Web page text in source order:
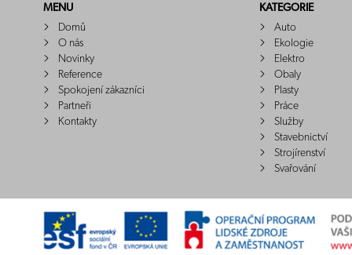
MENU
Domů
O nás
Novinky
Reference
Spokojení zákazníci
Partneři
Kontakty
KATEGORIE
Auto
Ekologie
Elektro
Obaly
Plasty
Práce
Služby
Stavebnictví
Strojírenství
Svařování